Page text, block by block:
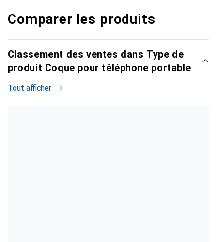
Comparer les produits
Classement des ventes dans Type de
produit Coque pour téléphone portable
Tout afficher